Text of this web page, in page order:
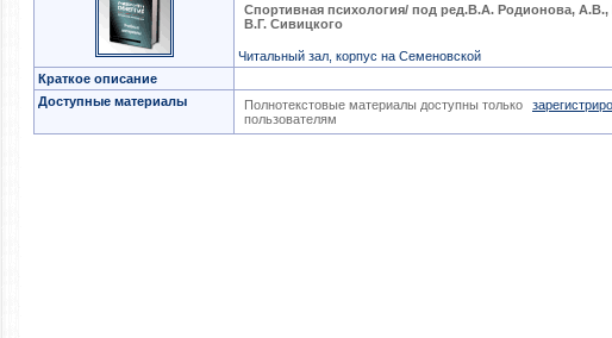
Спортивная психология/ под ред.В.А. Родионова,
В.Г. Сивицкого
Читальный зал, корпус на Семеновской
Краткое описание
Доступные материалы
Полнотекстовые материалы доступны только
пользователям